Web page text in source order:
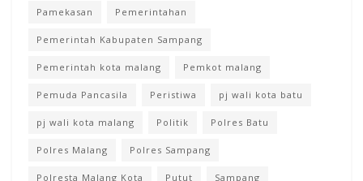
Pamekasan Pemerintahan
Pemerintah Kabupaten Sampang
Pemerintah kota malang Pemkot malang
Pemuda Pancasila Peristiwa pj wali kota batu
pj wali kota malang Politik Polres Batu
Polres Malang Polres Sampang
Polresta Malang Kota Putut Sampang